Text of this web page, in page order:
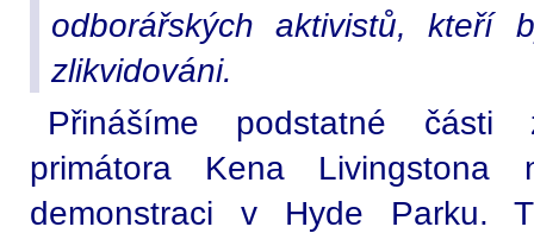
odborářských aktivistů, kteří
zlikvidováni.
Přinášíme podstatné části
primátora Kena Livingstona
demonstraci v Hyde Parku.